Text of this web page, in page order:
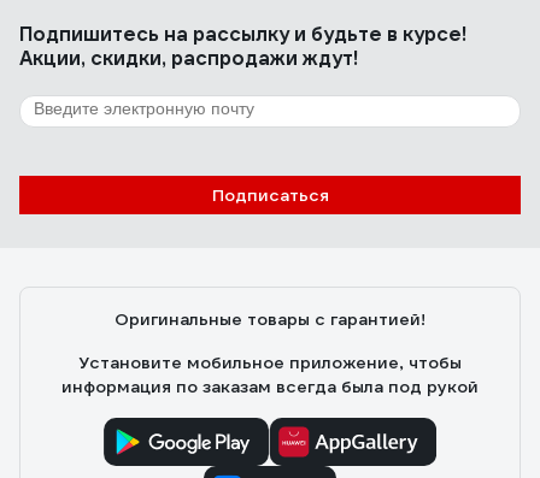
Подпишитесь на рассылкуи будьте в курсе!
Акции, скидки, распродажи ждут!
Подписаться
Оригинальные товары с гарантией!
Установите мобильное приложение, чтобы
информация по заказам всегда была под рукой